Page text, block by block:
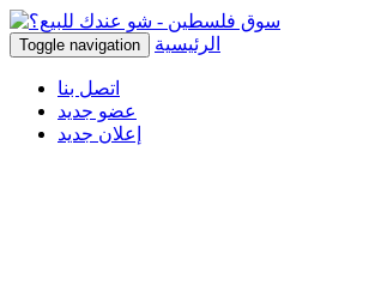
Toggle navigation الرئيسية
اتصل بنا
عضو جديد
إعلان جديد